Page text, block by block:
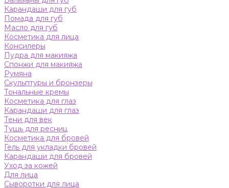
Карандаши для губ
Помада для губ
Масло для губ
Косметика для лица
Консилеры
Пудра для макияжа
Спонжи для макияжа
Румяна
Скульптуры и бронзеры
Тональные кремы
Косметика для глаз
Карандаши для глаз
Тени для век
Тушь для ресниц
Косметика для бровей
Гель для укладки бровей
Карандаши для бровей
Уход за кожей
Для лица
Сыворотки для лица